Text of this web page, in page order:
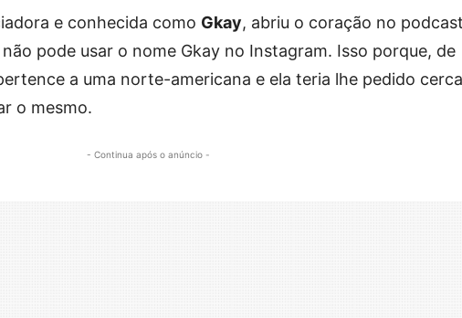
e conhecida como Gkay, abriu o coração no
não pode usar o nome Gkay no Instagram. Isso porque, de
a uma norte-americana e ela teria lhe pedido
o mesmo.
- Continua após o anúncio -